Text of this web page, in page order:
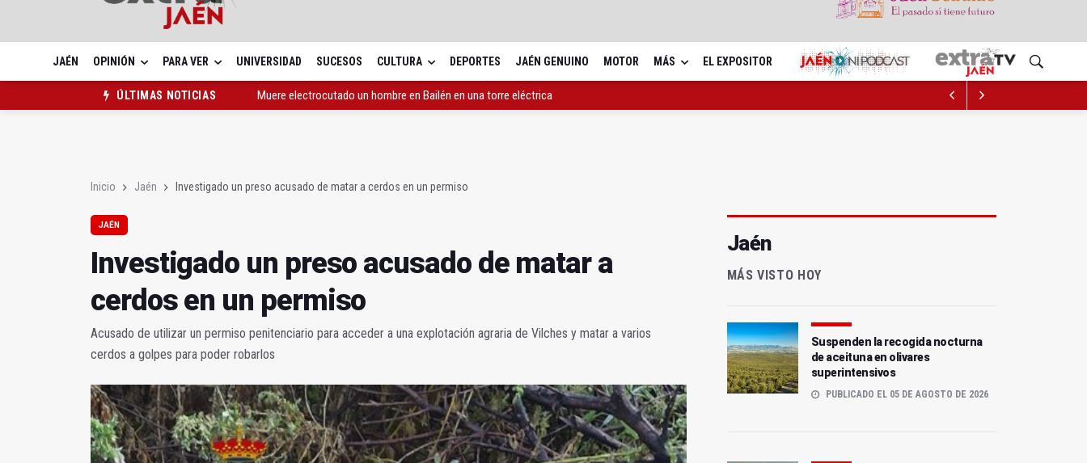
JAÉN OPINIÓN PARA VER UNIVERSIDAD SUCESOS CULTURA DEPORTES JAÉN GENUINO MOTOR MÁS EL EXPOSITOR
ÚLTIMAS NOTICIAS
Muere electrocutado un hombre en Bailén en una torre eléctrica
Inicio Jaén Investigado un preso acusado de matar a cerdos en un permiso
JAÉN
Investigado un preso acusado de matar a
cerdos en un permiso
Acusado de utilizar un permiso penitenciario para acceder a una explotación agraria de Vilches y matar a varios
cerdos a golpes para poder robarlos
Jaén
MÁS VISTO HOY
Suspenden la recogida nocturna
de aceituna en olivares
superintensivos
PUBLICADO EL 05 DE AGOSTO DE 2026